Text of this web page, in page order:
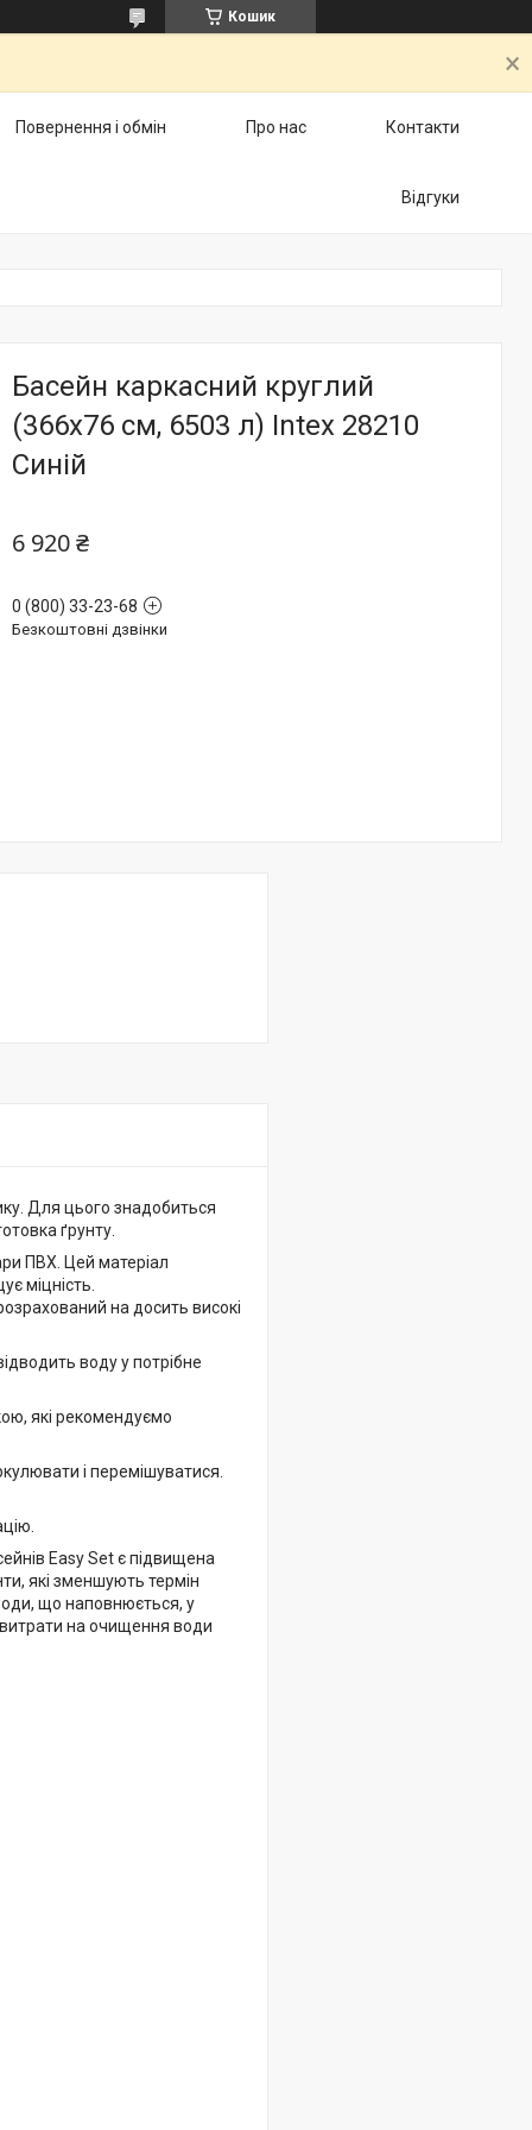
Кошик
Повернення і обмін Про нас Контакти
Відгуки
Басейн каркасний круглий
(366x76 см, 6503 л) Intex 28210
Синій
6 920 ₴
0 (800) 33-23-68
Безкоштовні дзвінки
Для цього знадобиться
ґрунту.
ПВХ. Цей матеріал
міцність.
на досить високі
воду у потрібне
які рекомендуємо
і перемішуватися.
Easy Set є підвищена
які зменшують термін
що наповнюється, у
на очищення води